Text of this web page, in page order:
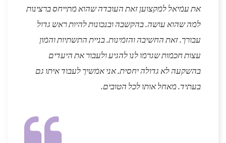
את עמיאל למקצוען זאת העובדה שהוא מתייחס ברצינות
למה שהוא עושה. בהקשבה ובנכונות להיות ראש גדול
עבורך. זאת החשיבה והזמינות. בניית התשתיות והמון
עצות חכמות שגרמו לנו להגיע ולעבור את היעדים
בהשקעה לא גדולה יחסית. אני אמשיך לעבוד איתו גם
בעתיד. מאחל אותו לכל הטובים.